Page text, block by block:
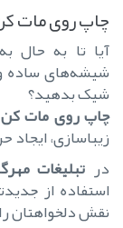
چاپ روی مات
آیا تا به حال
شیشه‌های ساده
شیک بدهید؟
چاپ روی مات
زیباسازی،
در تبلیغات
استفاده از
نقش دلخواهتان